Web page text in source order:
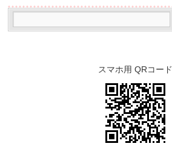
スマホ用 QRコード